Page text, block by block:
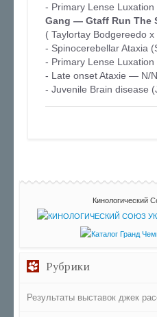
- Primary Lense
Gang — Gtaff Run The
( Taylortay Bodgereedo
- Spinocerebellar Ataxia
- Primary Lense
- Late onset Ataxie — N/N
- Juvenile Brain disease
Кинологический
Рубрики
Результаты выставок джек